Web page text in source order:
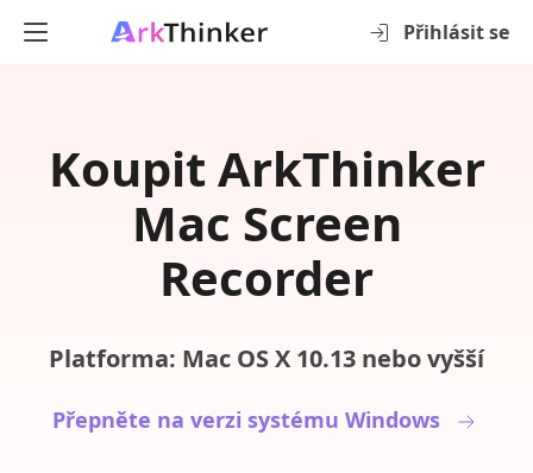
Přihlásit se
Koupit ArkThinker
Mac Screen
Recorder
Platforma: Mac OS X 10.13 nebo vyšší
Přepněte na verzi systému Windows